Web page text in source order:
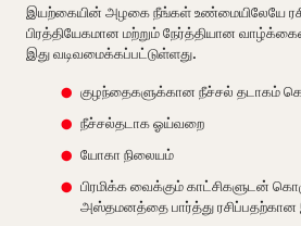
இயற்கையின் அழகை நீங்கள் உண்மையிலேயே
பிரத்தியேகமான மற்றும் நேர்த்தியான
இது வடிவமைக்கப்பட்டுள்ளது.
குழந்தைகளுக்கான நீச்சல் தடாகம்
நீச்சல்தடாக ஓய்வறை
யோகா நிலையம்
பிரமிக்க வைக்கும் காட்சிகளுடன்
அஸ்தமனத்தை பார்த்து